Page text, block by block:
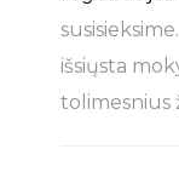
išsiųsta
tolimesnius